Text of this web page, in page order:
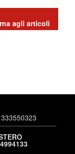
agli articoli